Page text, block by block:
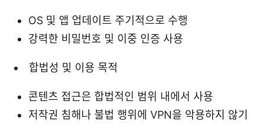
OS 및 앱 업데이트 주기적으로 수행
강력한 비밀번호 및 이중 인증 사용
합법성 및 이용 목적
콘텐츠 접근은 합법적인 범위 내에서 사용
저작권 침해나 불법 행위에 VPN을 악용하지 않기